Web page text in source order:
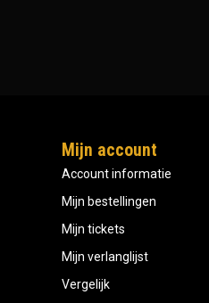
Mijn account
Account informatie
Mijn bestellingen
Mijn tickets
Mijn verlanglijst
Vergelijk